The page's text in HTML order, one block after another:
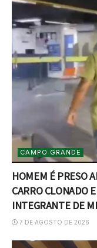
CAMPO GRANDE
HOMEM É PRESO
CARRO CLONADO
INTEGRANTE DE
7 DE AGOSTO DE 2026